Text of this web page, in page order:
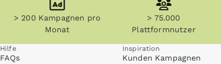
> 200 Kampagnen pro
Monat
> 75.000
Plattformnutzer
Hilfe
FAQs
Inspiration
Kunden Kampagnen